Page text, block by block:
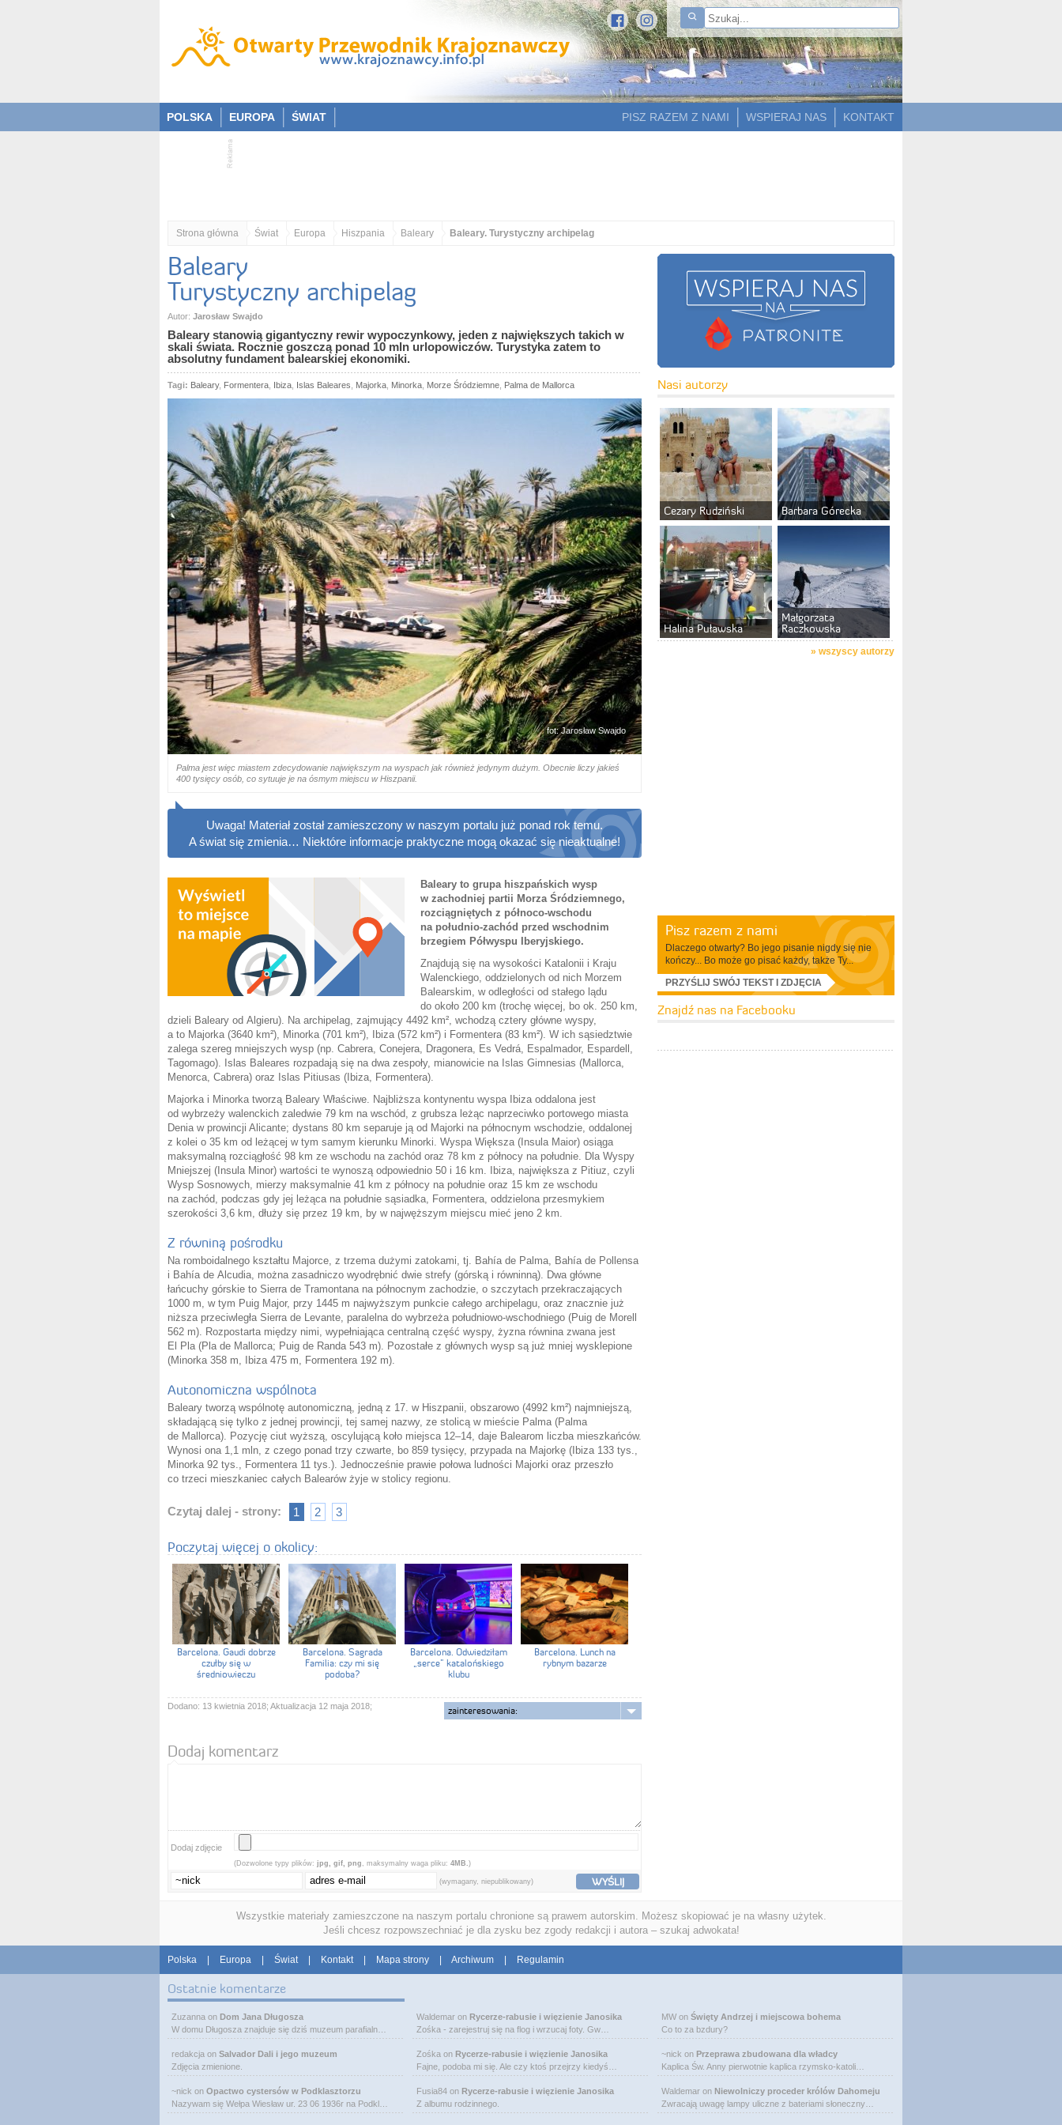
POLSKA EUROPA ŚWIAT KONTAKT
WSPIERAJ NAS
PISZ RAZEM Z NAMI
Strona główna Świat Europa Hiszpania Baleary Baleary. Turystyczny archipelag
Baleary
Turystyczny archipelag
Autor: Jarosław Swajdo
Baleary stanowią gigantyczny rewir wypoczynkowy, jeden z największych takich w
skali świata. Rocznie goszczą ponad 10 mln urlopowiczów. Turystyka zatem to
absolutny fundament balearskiej ekonomiki.
Tagi: Baleary, Formentera Ibiza Islas Baleares Majorka Minorka Morze Śródziemne Palma de Mallorca
fot: Jarosław Swajdo
Palma jest więc miastem zdecydowanie największym na wyspach jak również jedynym dużym. Obecnie liczy jakieś
400 tysięcy osób, co sytuuje je na ósmym miejscu w Hiszpanii.
Uwaga! Materiał został zamieszczony w naszym portalu już ponad rok temu.
A świat się zmienia… Niektóre informacje praktyczne mogą okazać się nieaktualne!
Baleary to grupa hiszpańskich wysp
w zachodniej partii Morza Śródziemnego,
rozciągniętych z północo-wschodu
na południo-zachód przed wschodnim
brzegiem Półwyspu Iberyjskiego.
Znajdują się na wysokości Katalonii i Kraju
Walenckiego, oddzielonych od nich Morzem
Balearskim, w odległości od stałego lądu
do około 200 km (trochę więcej, bo ok. 250 km,
dzieli Baleary od Algieru). Na archipelag, zajmujący 4492 km², wchodzą cztery główne wyspy,
a to Majorka (3640 km²), Minorka (701 km²), Ibiza (572 km²) i Formentera (83 km²). W ich sąsiedztwie
zalega szereg mniejszych wysp (np. Cabrera, Conejera, Dragonera, Es Vedrá, Espalmador, Espardell,
Tagomago). Islas Baleares rozpadają się na dwa zespoły, mianowicie na Islas Gimnesias (Mallorca,
Menorca, Cabrera) oraz Islas Pitiusas (Ibiza, Formentera).
Majorka i Minorka tworzą Baleary Właściwe. Najbliższa kontynentu wyspa Ibiza oddalona jest
od wybrzeży walenckich zaledwie 79 km na wschód, z grubsza leżąc naprzeciwko portowego miasta
Denia w prowincji Alicante; dystans 80 km separuje ją od Majorki na północnym wschodzie, oddalonej
z kolei o 35 km od leżącej w tym samym kierunku Minorki. Wyspa Większa (Insula Maior) osiąga
maksymalną rozciągłość 98 km ze wschodu na zachód oraz 78 km z północy na południe. Dla Wyspy
Mniejszej (Insula Minor) wartości te wynoszą odpowiednio 50 i 16 km. Ibiza, największa z Pitiuz, czyli
Wysp Sosnowych, mierzy maksymalnie 41 km z północy na południe oraz 15 km ze wschodu
na zachód, podczas gdy jej leżąca na południe sąsiadka, Formentera, oddzielona przesmykiem
szerokości 3,6 km, dłuży się przez 19 km, by w najwęższym miejscu mieć jeno 2 km.
Z równiną pośrodku
Na romboidalnego kształtu Majorce, z trzema dużymi zatokami, tj. Bahía de Palma, Bahía de Pollensa
i Bahía de Alcudia, można zasadniczo wyodrębnić dwie strefy (górską i równinną). Dwa główne
łańcuchy górskie to Sierra de Tramontana na północnym zachodzie, o szczytach przekraczających
1000 m, w tym Puig Major, przy 1445 m najwyższym punkcie całego archipelagu, oraz znacznie już
niższa przeciwległa Sierra de Levante, paralelna do wybrzeża południowo-wschodniego (Puig de Morell
562 m). Rozpostarta między nimi, wypełniająca centralną część wyspy, żyzna równina zwana jest
El Pla (Pla de Mallorca; Puig de Randa 543 m). Pozostałe z głównych wysp są już mniej wysklepione
(Minorka 358 m, Ibiza 475 m, Formentera 192 m).
Autonomiczna wspólnota
Baleary tworzą wspólnotę autonomiczną, jedną z 17. w Hiszpanii, obszarowo (4992 km²) najmniejszą,
składającą się tylko z jednej prowincji, tej samej nazwy, ze stolicą w mieście Palma (Palma
de Mallorca). Pozycję ciut wyższą, oscylującą koło miejsca 12–14, daje Balearom liczba mieszkańców.
Wynosi ona 1,1 mln, z czego ponad trzy czwarte, bo 859 tysięcy, przypada na Majorkę (Ibiza 133 tys.,
Minorka 92 tys., Formentera 11 tys.). Jednocześnie prawie połowa ludności Majorki oraz przeszło
co trzeci mieszkaniec całych Balearów żyje w stolicy regionu.
Czytaj dalej - strony: 1 2 3
Poczytaj więcej o okolicy:
Barcelona. Gaudi dobrze
czułby się w
średniowieczu
Barcelona. Sagrada
Familia: czy mi się
podoba?
Barcelona. Odwiedziłam
„serce” katalońskiego
klubu
Barcelona. Lunch na
rybnym bazarze
Dodano: 13 kwietnia 2018; Aktualizacja 12 maja 2018; zainteresowania:
Dodaj komentarz
Dodaj zdjęcie
(Dozwolone typy plików: jpg, gif, png , maksymalny waga pliku: 4MB.)
(wymagany, niepublikowany) WYŚLIJ
Nasi autorzy
Cezary Rudziński Barbara Górecka
Halina Puławska
Małgorzata
Raczkowska
» wszyscy autorzy
Pisz razem z nami
Dlaczego otwarty? Bo jego pisanie nigdy się nie
kończy... Bo może go pisać każdy, także Ty...
PRZYŚLIJ SWÓJ TEKST I ZDJĘCIA
Znajdź nas na Facebooku
Wszystkie materiały zamieszczone na naszym portalu chronione są prawem autorskim. Możesz skopiować je na własny użytek.
Jeśli chcesz rozpowszechniać je dla zysku bez zgody redakcji i autora – szukaj adwokata!
Polska Europa Świat Kontakt Mapa strony Archiwum Regulamin
Ostatnie komentarze
Zuzanna on Dom Jana Długosza
W domu Długosza znajduje się dziś muzeum parafialn…
redakcja on Salvador Dali i jego muzeum
Zdjęcia zmienione.
~nick on Opactwo cystersów w Podklasztorzu
Nazywam się Wełpa Wiesław ur. 23 06 1936r na Podkl…
Waldemar on Rycerze-rabusie i więzienie Janosika
Zośka - zarejestruj się na flog i wrzucaj foty. Gw…
Zośka on Rycerze-rabusie i więzienie Janosika
Fajne, podoba mi się. Ale czy ktoś przejrzy kiedyś…
Fusia84 on Rycerze-rabusie i więzienie Janosika
Z albumu rodzinnego.
MW on Święty Andrzej i miejscowa bohema
Co to za bzdury?
~nick on Przeprawa zbudowana dla władcy
Kaplica Św. Anny pierwotnie kaplica rzymsko-katoli…
Waldemar on Niewolniczy proceder królów Dahomeju
Zwracają uwagę lampy uliczne z bateriami słoneczny…